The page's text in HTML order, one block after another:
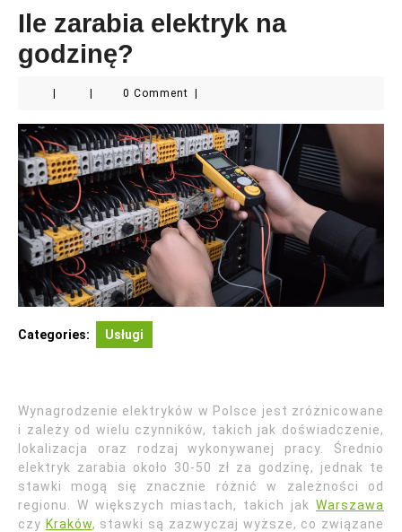
Ile zarabia elektryk na
godzinę?
0 Comment
Categories: Usługi
Wynagrodzenie elektryków w Polsce jest zróżnicowane
i zależy od wielu czynników, takich jak doświadczenie,
lokalizacja oraz rodzaj wykonywanej pracy. Średnio
elektryk zarabia około 30-50 zł za godzinę, jednak te
stawki mogą się znacznie różnić w zależności od
regionu. W większych miastach, takich jak Warszawa
czy Kraków, stawki są zazwyczaj wyższe, co związane